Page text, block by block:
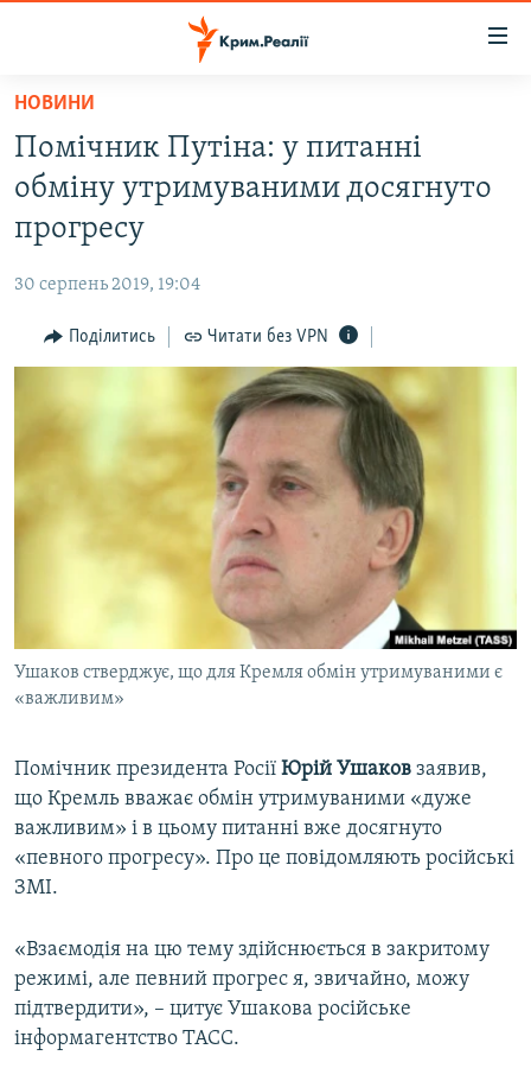
Перейти
основного
матеріалу
до
основної
навігації
Перейти
до
ВОДА.КРИМ
ВІДЕО ТА ФОТО
БЛОГИ
ПОГЛЯД
ВСЕ ЗА ДЕНЬ
СПЕЦПРОЕКТИ
ВІДЕОУРОКИ «ELIFBE»
УКРАЇНСЬКА ПРОБЛЕМА КРИМУ
ІНФОГРАФІКА
ЯК ОБІЙТИ БЛОКУВАННЯ
ДОЛУЧАЙСЯ!
Усі сайти RFE/RL
НОВИНИ
Помічник Путіна: у питанні
обміну утримуваними досягнуто
прогресу
30 серпень 2019, 19:04
Поділитись Читати без VPN
Ушаков стверджує, що для Кремля обмін утримуваними є
«важливим»
Помічник президента Росії Юрій Ушаков заявив,
що Кремль вважає обмін утримуваними «дуже
важливим» і в цьому питанні вже досягнуто
«певного прогресу». Про це повідомляють російські
ЗМІ.
«Взаємодія на цю тему здійснюється в закритому
режимі, але певний прогрес я, звичайно, можу
підтвердити», – цитує Ушакова російське
інформагентство ТАСС.